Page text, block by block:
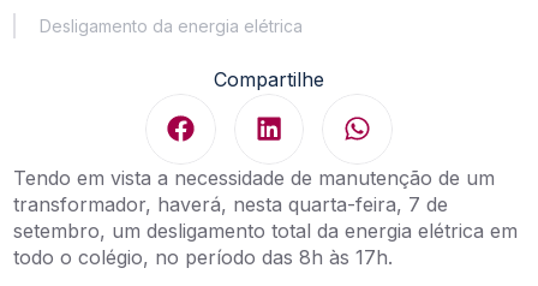
Desligamento da energia elétrica
Compartilhe
Tendo em vista a necessidade de manutenção de um
transformador, haverá, nesta quarta-feira, 7 de
setembro, um desligamento total da energia elétrica em
todo o colégio, no período das 8h às 17h.